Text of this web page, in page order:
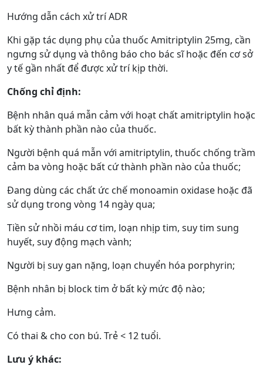
Hướng dẫn cách xử trí ADR
Khi gặp tác dụng phụ của thuốc Amitriptylin 25mg, cần
ngưng sử dụng và thông báo cho bác sĩ hoặc đến cơ sở
y tế gần nhất để được xử trí kịp thời.
Chống chỉ định:
Bệnh nhân quá mẫn cảm với hoạt chất amitriptylin hoặc
bất kỳ thành phần nào của thuốc.
Người bệnh quá mẫn với amitriptylin, thuốc chống trầm
cảm ba vòng hoặc bất cứ thành phần nào của thuốc;
Đang dùng các chất ức chế monoamin oxidase hoặc đã
sử dụng trong vòng 14 ngày qua;
Tiền sử nhồi máu cơ tim, loạn nhịp tim, suy tim sung
huyết, suy động mạch vành;
Người bị suy gan nặng, loạn chuyển hóa porphyrin;
Bệnh nhân bị block tim ở bất kỳ mức độ nào;
Hưng cảm.
Có thai & cho con bú. Trẻ < 12 tuổi.
Lưu ý khác: